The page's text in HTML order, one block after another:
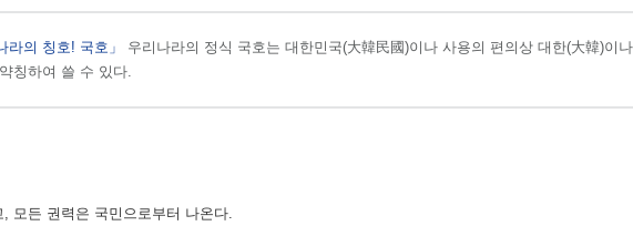
라의 칭호! 국호」
우리나라의 정식 국호는 대한민국(大韓民國)이나 사용의 편의상 대한(大韓)이
칭하여 쓸 수 있다.
모든 권력은 국민으로부터 나온다.